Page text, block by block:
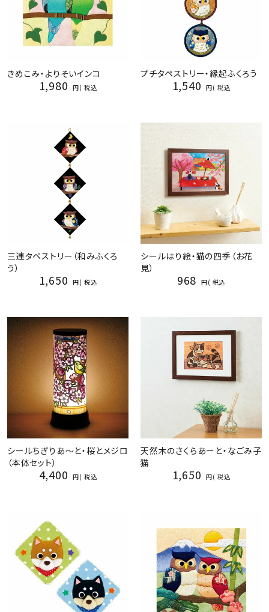
きめこみ・よりそいインコ
1,980 税込
プチタペストリー・縁起ふくろう
1,540 税込
三連タペストリー（和みふくろ
う）
1,650 税込
シールはり絵・猫の四季（お花
見）
968 税込
シールちぎりあ～と・桜とメジロ
（本体セット）
4,400 税込
天然木のさくらあーと・なごみ子
猫
1,650 税込